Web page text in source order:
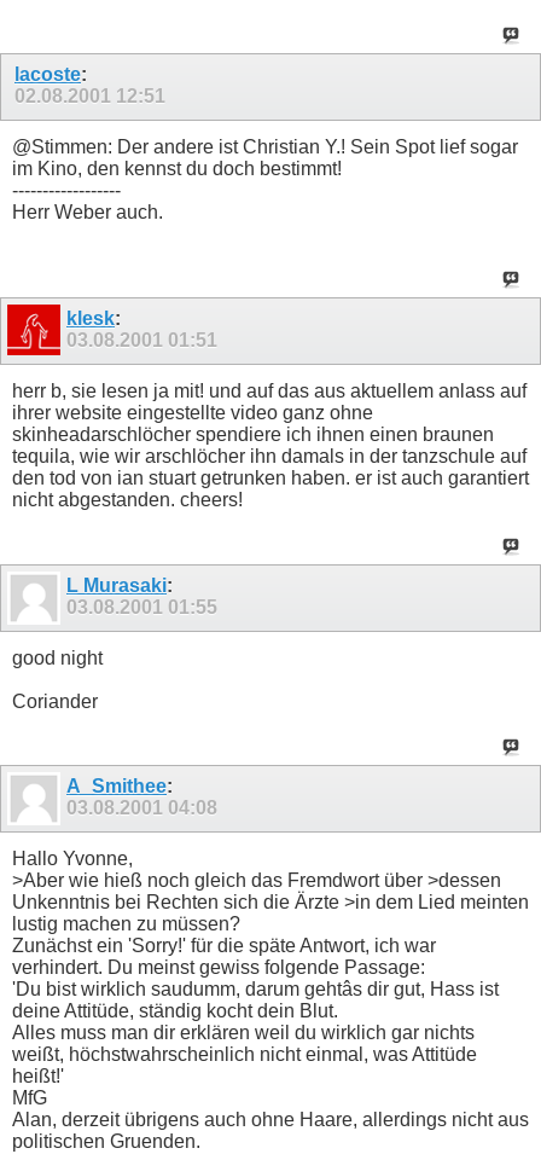
lacoste:
02.08.2001 12:51
@Stimmen: Der andere ist Christian Y.! Sein Spot lief sogar
im Kino, den kennst du doch bestimmt!
------------------
Herr Weber auch.
klesk:
03.08.2001 01:51
herr b, sie lesen ja mit! und auf das aus aktuellem anlass auf
ihrer website eingestellte video ganz ohne
skinheadarschlöcher spendiere ich ihnen einen braunen
tequila, wie wir arschlöcher ihn damals in der tanzschule auf
den tod von ian stuart getrunken haben. er ist auch garantiert
nicht abgestanden. cheers!
L Murasaki:
03.08.2001 01:55
good night
Coriander
A_Smithee:
03.08.2001 04:08
Hallo Yvonne,
>Aber wie hieß noch gleich das Fremdwort über >dessen
Unkenntnis bei Rechten sich die Ärzte >in dem Lied meinten
lustig machen zu müssen?
Zunächst ein 'Sorry!' für die späte Antwort, ich war
verhindert. Du meinst gewiss folgende Passage:
'Du bist wirklich saudumm, darum gehtâs dir gut, Hass ist
deine Attitüde, ständig kocht dein Blut.
Alles muss man dir erklären weil du wirklich gar nichts
weißt, höchstwahrscheinlich nicht einmal, was Attitüde
heißt!'
MfG
Alan, derzeit übrigens auch ohne Haare, allerdings nicht aus
politischen Gruenden.